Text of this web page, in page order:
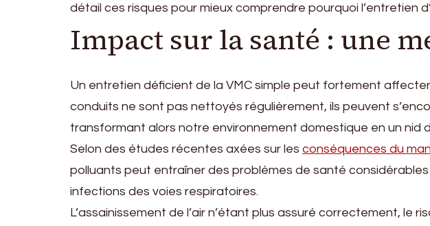
détail ces risques pour mieux comprendre pourquoi l’entretien
Impact sur la santé : une
Un entretien déficient de la VMC simple peut fortement
conduits ne sont pas nettoyés régulièrement, ils peuvent
transformant alors notre environnement domestique en un
Selon des études récentes axées sur les conséquences du
polluants peut entraîner des problèmes de santé
infections des voies respiratoires.
L’assainissement de l’air n’étant plus assuré correctement,